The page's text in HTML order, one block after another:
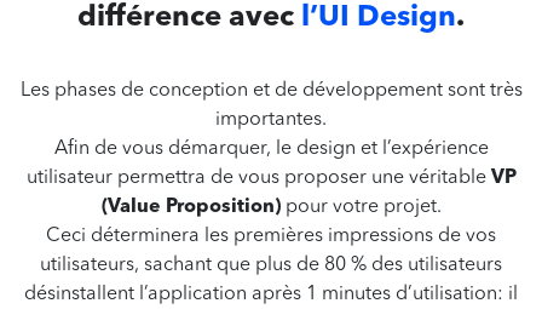
différence avec l’UI Design.
Les phases de conception et de développement sont très
importantes.
Afin de vous démarquer, le design et l’expérience
utilisateur permettra de vous proposer une véritable VP
(Value Proposition)pour votre projet.
Ceci déterminera les premières impressions de vos
utilisateurs, sachant que plus de 80 % des utilisateurs
désinstallent l’application après 1 minutes d’utilisation: il